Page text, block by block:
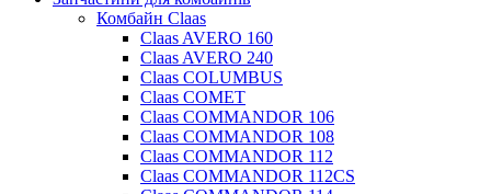
Комбайн Claas
Claas AVERO 160
Claas AVERO 240
Claas COLUMBUS
Claas COMET
Claas COMMANDOR 106
Claas COMMANDOR 108
Claas COMMANDOR 112
Claas COMMANDOR 112CS